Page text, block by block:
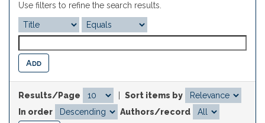
Use filters to refine the search results.
Results/Page
Sort items by
In order
Authors/record